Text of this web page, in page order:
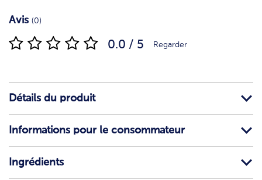
Avis (0)
0.0 / 5 Regarder
Détails du produit
Informations pour le consommateur
Ingrédients